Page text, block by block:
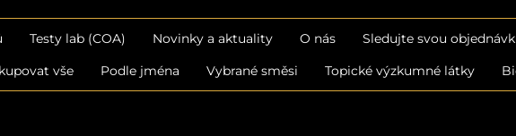
Testy lab (COA) Novinky a aktuality O nás Sledujte svou
vše
Podle jména Vybrané směsi Topické výzkumné látky